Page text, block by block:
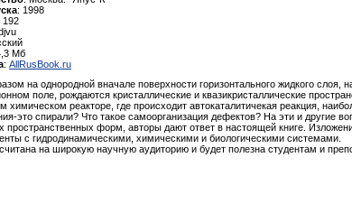
: 1998
192
Мб
: AllRusBook.ru
на однородной вначале поверхности горизонтального жидкого
поле, рождаются кристаллические и квазикристаллические
химическом реакторе, где происходит автокаталитичекая реакция,
это спирали? Что такое самоорганизация дефектов? На эти и другие
пространственных форм, авторы дают ответ в настоящей книге.
с гидродинамическими, химическими и биологическими системами.
на широкую научную аудиторию и будет полезна студентам и